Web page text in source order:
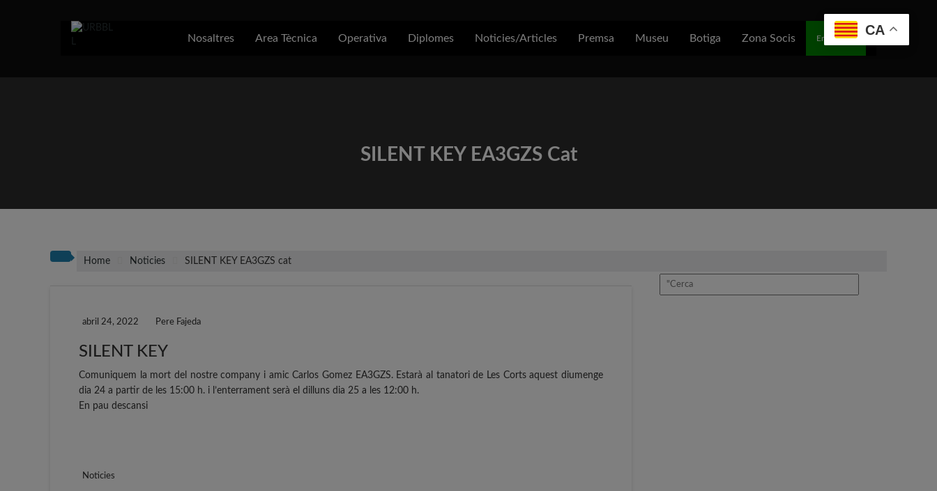
Nosaltres Area Tècnica Operativa Diplomes Noticies/Articles Premsa Museu Botiga Zona Socis Entra/Soci
SILENT KEY EA3GZS Cat
Home Noticies SILENT KEY EA3GZS cat
abril 24, 2022 Pere Fajeda
SILENT KEY
Comuniquem la mort del nostre company i amic Carlos Gomez EA3GZS. Estarà al tanatori de Les Corts aquest diumenge
dia 24 a partir de les 15:00 h. i l’enterrament serà el dilluns dia 25 a les 12:00 h.
En pau descansi
Noticies
CA